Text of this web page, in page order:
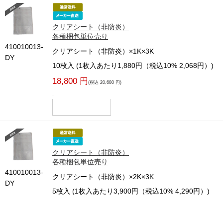
410010013-
DY
クリアシート（非防炎）
各種梱包単位売り
クリアシート（非防炎）×1K×3K
10枚入 (1枚入あたり1,880円（税込10% 2,068円）)
18,800 円 (税込 20,680 円)
-
410010013-
DY
クリアシート（非防炎）
各種梱包単位売り
クリアシート（非防炎）×2K×3K
5枚入 (1枚入あたり3,900円（税込10% 4,290円）)